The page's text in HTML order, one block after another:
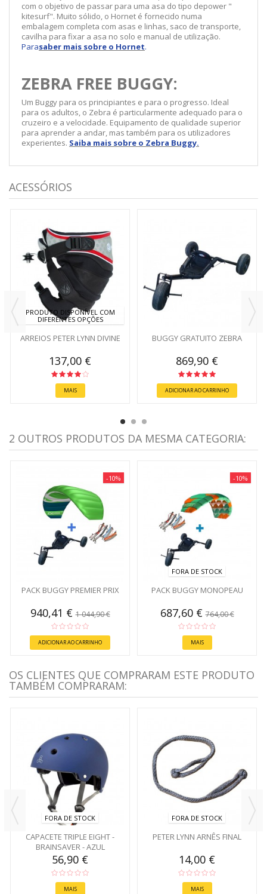
com o objetivo de passar para uma asa do tipo depower "
kitesurf". Muito sólido, o Hornet é fornecido numa
embalagem completa com asas e linhas, saco de transporte,
cavilha para fixar a asa no solo e manual de utilização.
Parasaber mais sobre o Hornet.
ZEBRA FREE BUGGY:
Um Buggy para os principiantes e para o progresso. Ideal
para os adultos, o Zebra é particularmente adequado para o
cruzeiro e a velocidade. Equipamento de qualidade superior
para aprender a andar, mas também para os utilizadores
experientes. Saiba mais sobre o Zebra Buggy.
ACESSÓRIOS
PRODUTO DISPONÍVEL COM
DIFERENTES OPÇÕES
ARREIOS PETER LYNN DIVINE
137,00 €
MAIS
BUGGY GRATUITO ZEBRA
869,90 €
ADICIONAR AO CARRINHO
2 OUTROS PRODUTOS DA MESMA CATEGORIA:
-10%
PACK BUGGY PREMIER PRIX
940,41 €1 044,90 €
ADICIONAR AO CARRINHO
-10%
FORA DE STOCK
PACK BUGGY MONOPEAU
687,60 €764,00 €
MAIS
OS CLIENTES QUE COMPRARAM ESTE PRODUTO
TAMBÉM COMPRARAM:
FORA DE STOCK
CAPACETE TRIPLE EIGHT -
BRAINSAVER - AZUL
56,90 €
MAIS
FORA DE STOCK
PETER LYNN ARNÊS FINAL
14,00 €
MAIS